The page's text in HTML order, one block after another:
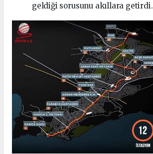
geldiği sorusunu akıllara getirdi.